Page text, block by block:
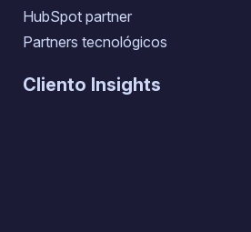
HubSpot partner
Partners tecnológicos
Cliento Insights